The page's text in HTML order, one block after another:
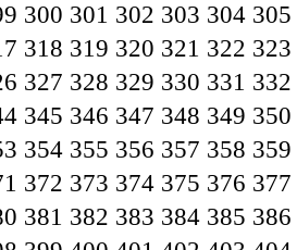
300 301 302 303 304 305
318 319 320 321 322 323
327 328 329 330 331 332
345 346 347 348 349 350
354 355 356 357 358 359
372 373 374 375 376 377
381 382 383 384 385 386